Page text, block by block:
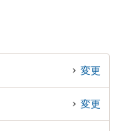
変更
変更